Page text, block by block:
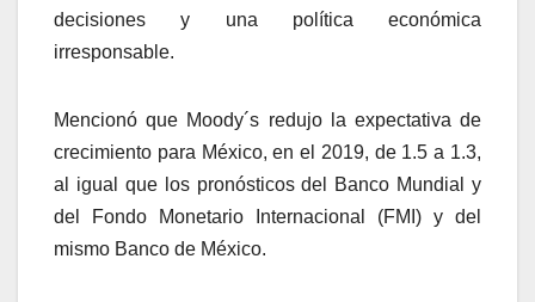
decisiones y una política económica
irresponsable.
Mencionó que Moody´s redujo la expectativa de
crecimiento para México, en el 2019, de 1.5 a 1.3,
al igual que los pronósticos del Banco Mundial y
del Fondo Monetario Internacional (FMI) y del
mismo Banco de México.